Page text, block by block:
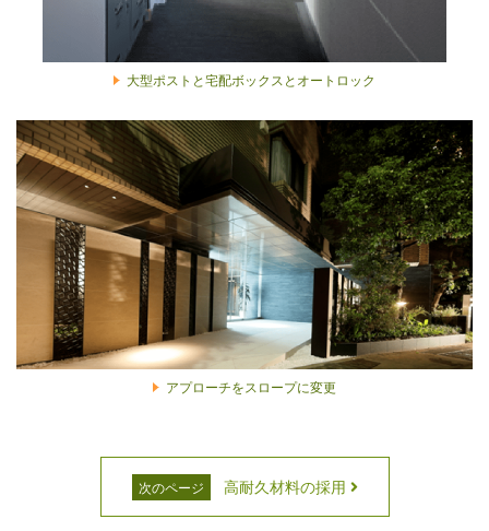
大型ポストと宅配ボックスとオートロック
アプローチをスロープに変更
次のページ 高耐久材料の採用